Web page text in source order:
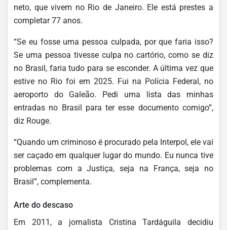
neto, que vivem no Rio de Janeiro. Ele está prestes a
completar 77 anos.
“Se eu fosse uma pessoa culpada, por que faria isso?
Se uma pessoa tivesse culpa no cartório, como se diz
no Brasil, faria tudo para se esconder. A última vez que
estive no Rio foi em 2025. Fui na Polícia Federal, no
aeroporto do Galeão. Pedi uma lista das minhas
entradas no Brasil para ter esse documento comigo”,
diz Rouge.
“Quando um criminoso é procurado pela Interpol, ele vai
ser caçado em qualquer lugar do mundo. Eu nunca tive
problemas com a Justiça, seja na França, seja no
Brasil”, complementa.
Arte do descaso
Em 2011, a jornalista Cristina Tardáguila decidiu